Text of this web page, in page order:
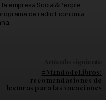
empresa Social&People.
de radio Economía
#MundodeLibros:
recomendaciones de
lecturas para las vacaciones